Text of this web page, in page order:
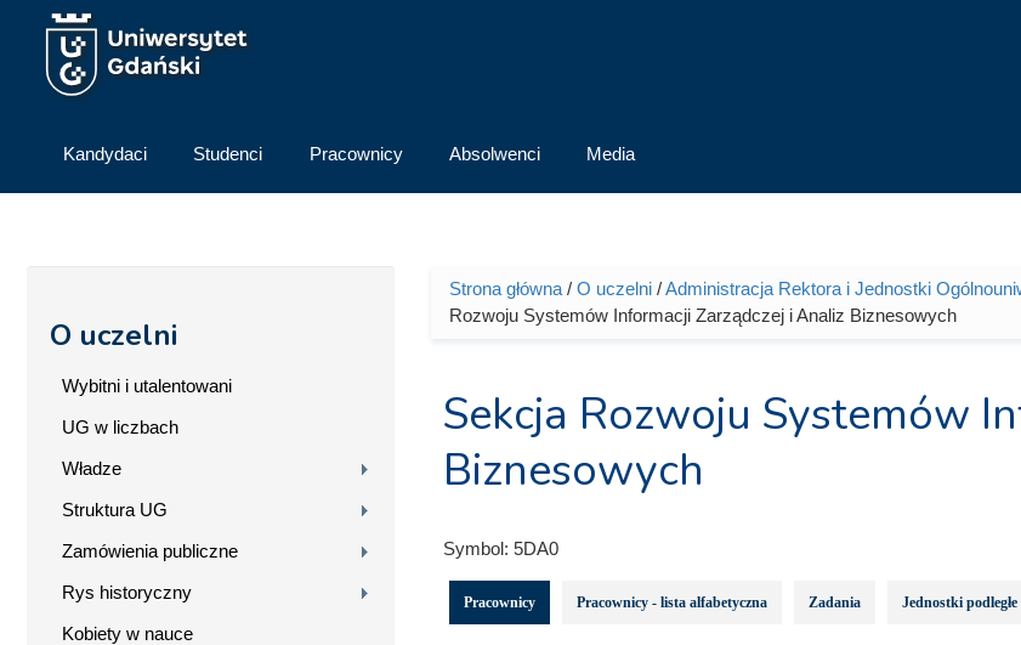
Przejdź do treści
Kandydaci Studenci Pracownicy Absolwenci Media
O uczelni
Wybitni i utalentowani
UG w liczbach
Władze
Struktura UG
Zamówienia publiczne
Rys historyczny
Kobiety w nauce
Jesteś tutaj
Strona główna/ O uczelni/Administracja Rektora i Jednostki
Rozwoju Systemów Informacji Zarządczej i Analiz Biznesowych
Sekcja Rozwoju Systemów
Biznesowych
Symbol: 5DA0
Pracownicy Pracownicy - lista alfabetyczna Zadania Jednostki podległe